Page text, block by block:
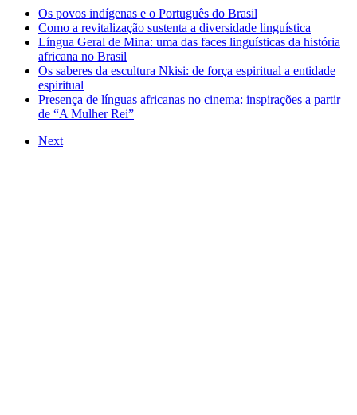
Os povos indígenas e o Português do Brasil
Como a revitalização sustenta a diversidade linguística
Língua Geral de Mina: uma das faces linguísticas da história
africana no Brasil
Os saberes da escultura Nkisi: de força espiritual a entidade
espiritual
Presença de línguas africanas no cinema: inspirações a partir
de “A Mulher Rei”
Next